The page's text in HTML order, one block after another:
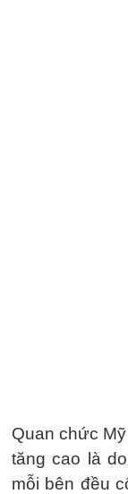
Quan chức
tăng cao là
mỗi bên đều